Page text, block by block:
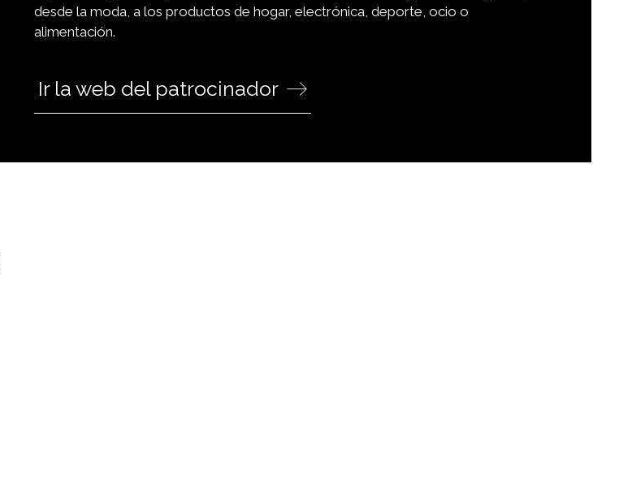
desde la moda, a los productos de hogar, electrónica, deporte, ocio o
alimentación.
Ir la web del patrocinador